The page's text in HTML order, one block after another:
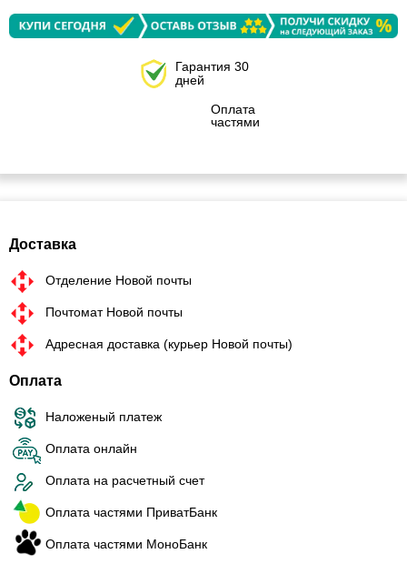
Гарантия 30
дней
Оплата
частями
Доставка
Отделение Новой почты
Почтомат Новой почты
Адресная доставка (курьер Новой почты)
Оплата
Наложеный платеж
Оплата онлайн
Оплата на расчетный счет
Оплата частями ПриватБанк
Оплата частями МоноБанк